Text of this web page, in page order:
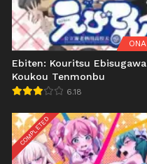
ONA
Ebiten: Kouritsu Ebisugawa
Koukou Tenmonbu
6.18
COMPLETED